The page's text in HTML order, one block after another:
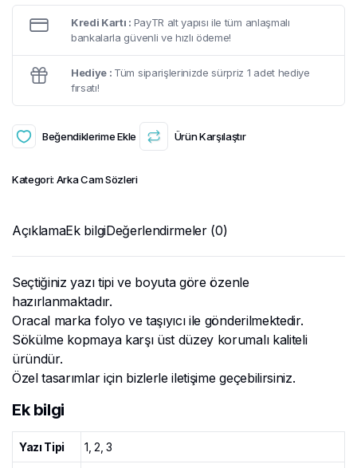
Kredi Kartı : PayTR alt yapısı ile tüm anlaşmalı
bankalarla güvenli ve hızlı ödeme!
Hediye : Tüm siparişlerinizde sürpriz 1 adet hediye
fırsatı!
Beğendiklerime Ekle Ürün Karşılaştır
Kategori: Arka Cam Sözleri
AçıklamaEk bilgiDeğerlendirmeler (0)
Seçtiğiniz yazı tipi ve boyuta göre özenle
hazırlanmaktadır.
Oracal marka folyo ve taşıyıcı ile gönderilmektedir.
Sökülme kopmaya karşı üst düzey korumalı kaliteli
üründür.
Özel tasarımlar için bizlerle iletişime geçebilirsiniz.
Ek bilgi
Yazı Tipi 1, 2, 3